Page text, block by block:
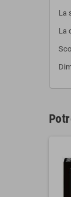
La
La